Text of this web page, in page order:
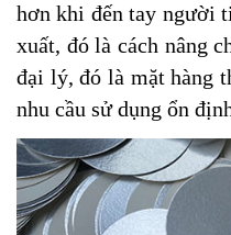
hơn khi đến tay người
xuất, đó là cách nâng
đại lý, đó là mặt hàng
nhu cầu sử dụng ổn